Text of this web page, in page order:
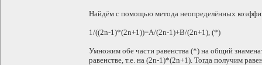
Найдём с помощью метода неопределённых
1/((2n-1)*(2n+1))=A/(2n-1)+B/(2n+1), (*)
Умножим обе части равенства (*) на общий
равенстве, т.е. на (2n-1)*(2n+1). Тогда получим